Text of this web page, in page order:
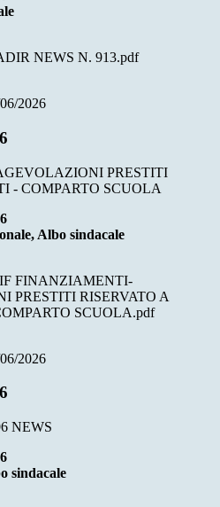
NEWS N. 913.pdf
2026
PRESTITI
- COMPARTO SCUOLA
Albo sindacale
FINANZIAMENTI-
PRESTITI RISERVATO A
SCUOLA.pdf
2026
NEWS
sindacale